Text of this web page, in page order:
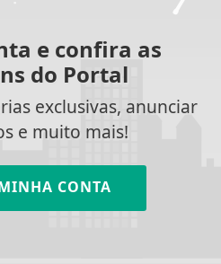
e confira as
do Portal
exclusivas, anunciar
e muito mais!
CONTA